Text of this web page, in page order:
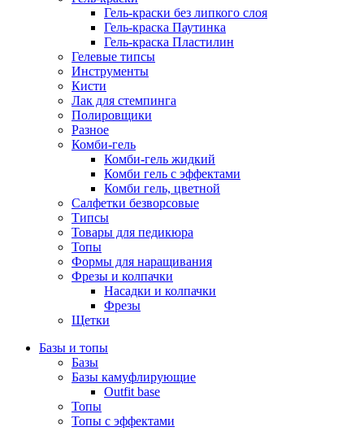
Гель-краски без липкого слоя
Гель-краска Паутинка
Гель-краска Пластилин
Гелевые типсы
Инструменты
Кисти
Лак для стемпинга
Полировщики
Разное
Комби-гель
Комби-гель жидкий
Комби гель с эффектами
Комби гель, цветной
Салфетки безворсовые
Типсы
Товары для педикюра
Топы
Формы для наращивания
Фрезы и колпачки
Насадки и колпачки
Фрезы
Щетки
Базы и топы
Базы
Базы камуфлирующие
Outfit base
Топы
Топы с эффектами